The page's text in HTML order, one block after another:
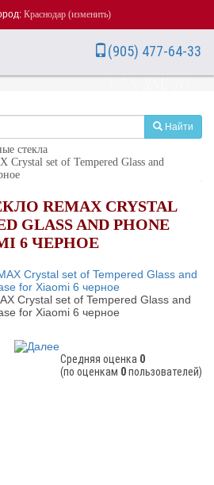
Краснодар (изменить)
(905) 477-64-33
Найти
стекла
Crystal set of Tempered Glass and
REMAX CRYSTAL
GLASS AND PHONE
6 ЧЕРНОЕ
Crystal set of Tempered Glass and
for Xiaomi 6 черное
Cредняя оценка 0
(по оценкам 0пользователей)